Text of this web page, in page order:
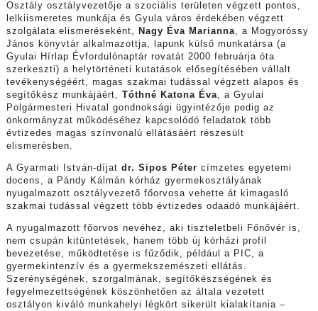
Osztály osztályvezetője a szociális területen végzett pontos,
lelkiismeretes munkája és Gyula város érdekében végzett
szolgálata elismeréseként,
Nagy Éva Marianna, a Mogyoróssy
János könyvtár alkalmazottja, lapunk külső munkatársa (a
Gyulai Hírlap Évfordulónaptár rovatát 2000 februárja óta
szerkeszti) a helytörténeti kutatások elősegítésében vállalt
tevékenységéért, magas szakmai tudással végzett alapos és
segítőkész munkájáért, Tóthné Katona Éva, a Gyulai
Polgármesteri Hivatal gondnoksági ügyintézője pedig az
önkormányzat működéséhez kapcsolódó feladatok több
évtizedes magas színvonalú ellátásáért részesült
elismerésben.
A Gyarmati István-díjat dr. Sipos Péter címzetes egyetemi
docens, a Pándy Kálmán kórház gyermekosztályának
nyugalmazott osztályvezető főorvosa vehette át kimagasló
szakmai tudással végzett több évtizedes odaadó munkájáért.
A nyugalmazott főorvos nevéhez, aki tiszteletbeli Főnővér is,
nem csupán kitüntetések, hanem több új kórházi profil
bevezetése, működtetése is fűződik, például a PIC, a
gyermekintenzív és a gyermekszemészeti ellátás.
Szerénységének, szorgalmának, segítőkészségének és
fegyelmezettségének köszönhetően az általa vezetett
osztályon kiváló munkahelyi légkört sikerült kialakítania –